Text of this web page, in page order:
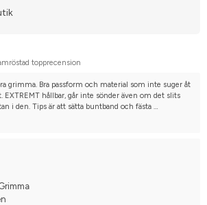
topprecension
grimma. Bra passform och material som inte suger åt
EXTREMT hållbar, går inte sönder även om det slits
i den. Tips är att sätta buntband och fästa